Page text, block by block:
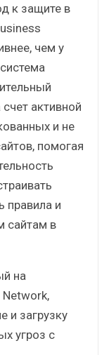
к защите в
чем у
активной
и не
помогая
правила и
сайтам в
на
и загрузку
угроз с